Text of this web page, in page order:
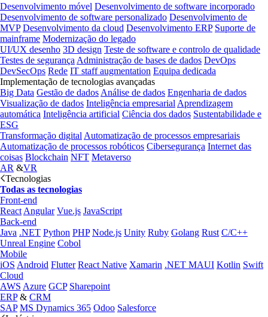
Desenvolvimento móvel Desenvolvimento de software incorporado
Desenvolvimento de software personalizado Desenvolvimento de
MVP Desenvolvimento da cloud Desenvolvimento ERP Suporte de
mainframe Modernização do legado
UI/UX desenho 3D design Teste de software e controlo de qualidade
Testes de segurança Administração de bases de dados DevOps
DevSecOps Rede IT staff augmentation Equipa dedicada
Implementação de tecnologias avançadas
Big Data Gestão de dados Análise de dados Engenharia de dados
Visualização de dados Inteligência empresarial Aprendizagem
automática Inteligência artificial Ciência dos dados Sustentabilidade e
ESG
Transformação digital Automatização de processos empresariais
Automatização de processos robóticos Cibersegurança Internet das
coisas Blockchain NFT Metaverso
AR &VR
Tecnologias
Todas as tecnologias
Front-end
React Angular Vue.js JavaScript
Back-end
Java .NET Python PHP Node.js Unity Ruby Golang Rust C/C++
Unreal Engine Cobol
Mobile
iOS Android Flutter React Native Xamarin .NET MAUI Kotlin Swift
Cloud
AWS Azure GCP Sharepoint
ERP& CRM
SAP MS Dynamics 365 Odoo Salesforce